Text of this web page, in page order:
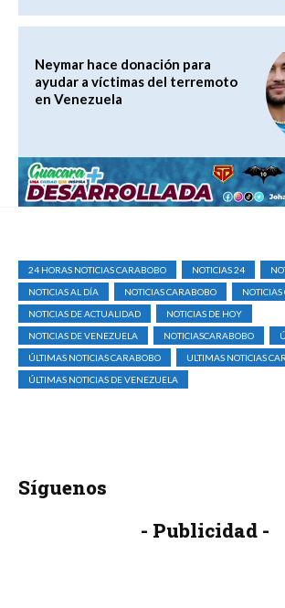
Neymar hace donación para
ayudar a víctimas del terremoto
en Venezuela
24 HORAS NOTICIAS CARABOBO NOTICIAS 24
NOTICIAS AL DÍA
NOTICIAS CARABOBO
NOTICIAS DE ACTUALIDAD
NOTICIAS DE HOY
NOTICIAS DE VENEZUELA
NOTICIASCARABOBO
ÚLTIMAS NOTICIAS CARABOBO
ULTIMAS NOTICIAS
ÚLTIMAS NOTICIAS DE VENEZUELA
Síguenos
- Publicidad -